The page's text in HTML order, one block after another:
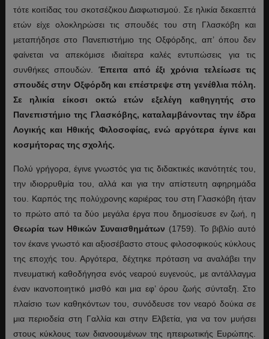
τότε κοιτίδας του σκοτσέζικου Διαφωτισμού. Σε ηλικία δεκαεπτά
ετών είχε ολοκληρώσει τις σπουδές του στη Γλασκόβη και
μεταπήδησε στο Πανεπιστήμιο της Οξφόρδης, απ’ όπου δεν
φαίνεται να απεκόμισε ιδιαίτερα καλές εντυπώσεις για τις
συνθήκες σπουδών.Έπειτα από έξι χρόνια τελείωσε τις
σπουδές στην Οξφόρδη και επέστρεψε στη γενέθλια πόλη.
Σε ηλικία είκοσι οκτώ ετών εξελέγη καθηγητής στο
Πανεπιστήμιο της Γλασκόβης, καταλαμβάνοντας την έδρα
Λογικής και Ηθικής Φιλοσοφίας, ενώ αργότερα έγινε και
κοσμήτορας της σχολής.
Πολύ γρήγορα, έγινε γνωστός για τις διδακτικές ικανότητές του,
την ιδιορρυθμία του, αλλά και για την απίστευτη αφηρημάδα
του. Καρπός της πολύχρονης καριέρας του στη Γλασκόβη ήταν
το πρώτο από τα δύο μεγάλα έργα που δημοσίευσε εν ζωή, η
Θεωρία των Ηθικών Συναισθημάτων (1759). Το βιβλίο αυτό
τον έκανε γνωστό και αξιοσέβαστο στους φιλοσοφικούς κύκλους
της εποχής του. Αργότερα, δέχτηκε πρόταση να αναλάβει την
πνευματική καθοδήγησα ενός νεαρού ευγενούς, με αντάλλαγμα
έναν ικανοποιητικό μισθό και μια εφ’ όρου ζωής σύνταξη. Στο
πλαίσιο των καθηκόντων του, συνόδευσε τον νεαρό δούκα σε
μια περιοδεία στη Γαλλία και στην Ελβετία, για να τον μυήσει
στους κύκλους των διανοουμένων της ηπειρωτικής Ευρώπης.